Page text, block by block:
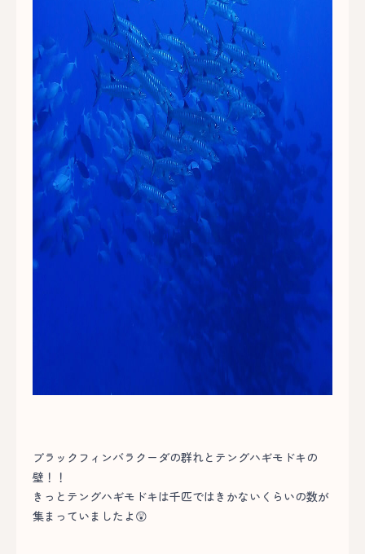
ブラックフィンバラクーダの群れとテングハギモドキの
壁！！
きっとテングハギモドキは千匹ではきかないくらいの数が
集まっていましたよ😲